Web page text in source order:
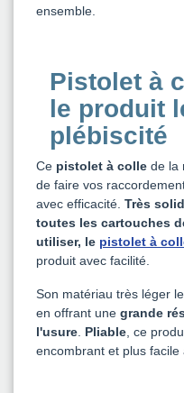
ensemble.
Pistolet à
le produit
plébiscité
Ce pistolet à colle de la
de faire vos
avec efficacité. Très
toutes les cartouches
utiliser, le pistolet à
produit avec facilité.
Son matériau très léger
en offrant une grande
l'usure Pliable , ce
encombrant et plus facile